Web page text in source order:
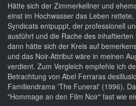
Hätte sich der Zimmerkellner und
einst im Hochwasser das Leben
Syndicats entpuppt, der professionell
ausführt und die Rache des
dann hätte sich der Kreis auf
und das Noir-Attribut wäre in meinen
verdient. Zum Vergleich empfehle ich
Betrachtung von Abel Ferraras
Familiendrama 'The Funeral' (1996).
"Hommage an den Film Noir" fast wie